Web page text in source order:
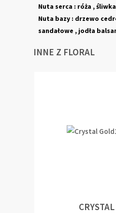
Nuta serca : róża ,
Nuta bazy : drzewo
sandałowe , jodła
INNE Z FLORAL